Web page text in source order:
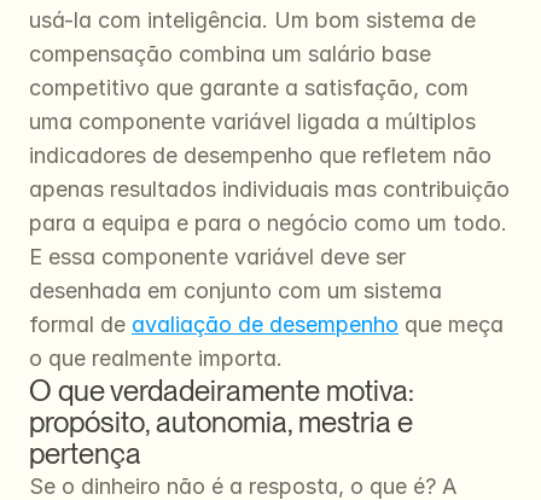
usá-la com inteligência. Um bom sistema de
compensação combina um salário base
competitivo que garante a satisfação, com
uma componente variável ligada a múltiplos
indicadores de desempenho que refletem não
apenas resultados individuais mas contribuição
para a equipa e para o negócio como um todo.
E essa componente variável deve ser
desenhada em conjunto com um sistema
formal de avaliação de desempenho que meça
o que realmente importa.
O que verdadeiramente motiva:
propósito, autonomia, mestria e
pertença
Se o dinheiro não é a resposta, o que é? A